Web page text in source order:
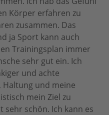
Körper erfahren zu
zusammen. Das
ja Sport kann auch
Trainingsplan immer
sehr gut ein. Ich
und achte
und meine
mein Ziel zu
sehr schön. Ich kann es